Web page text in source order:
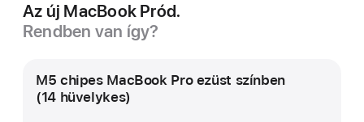
Az új MacBook Pród.
Rendben van így?
M5 chipes MacBook Pro ezüst színben
(14 hüvelykes)